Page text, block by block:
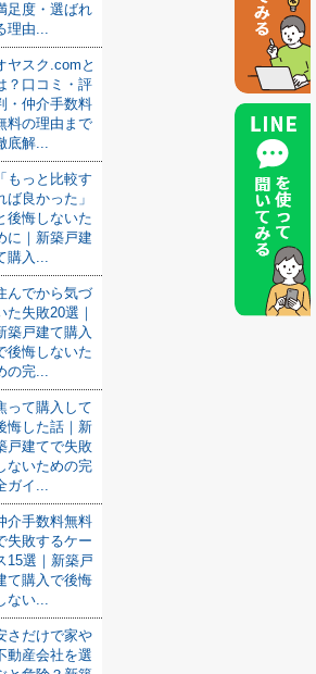
足度・選ばれ
理由...
ヤスク.comと
？口コミ・評
・仲介手数料
料の理由まで
底解...
「もっと比較す
ば良かった」
後悔しないた
に｜新築戸建
購入...
んでから気づ
た失敗20選｜
築戸建て購入
後悔しないた
の完...
って購入して
悔した話｜新
戸建てで失敗
ないための完
ガイ...
介手数料無料
失敗するケー
15選｜新築戸
て購入で後悔
ない...
さだけで家や
動産会社を選